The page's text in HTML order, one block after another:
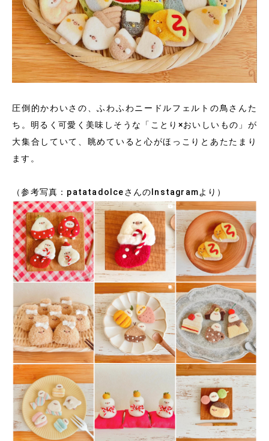
圧倒的かわいさの、ふわふわニードルフェルトの鳥さんた
ち。明るく可愛く美味しそうな「ことり×おいしいもの」が
大集合していて、眺めていると心がほっこりとあたたまり
ます。
（参考写真：patatadolceさんのInstagramより）